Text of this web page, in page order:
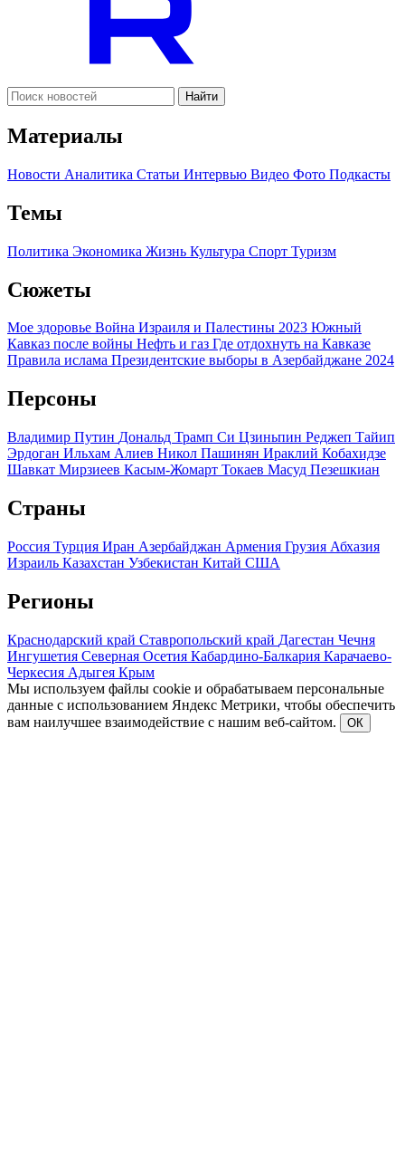
Найти
Материалы
Новости Аналитика Статьи Интервью Видео Фото Подкасты
Темы
Политика Экономика Жизнь Культура Спорт Туризм
Сюжеты
Мое здоровье Война Израиля и Палестины 2023 Южный
Кавказ после войны Нефть и газ Где отдохнуть на Кавказе
Правила ислама Президентские выборы в Азербайджане 2024
Персоны
Владимир Путин Дональд Трамп Си Цзиньпин Реджеп Тайип
Эрдоган Ильхам Алиев Никол Пашинян Ираклий Кобахидзе
Шавкат Мирзиеев Касым-Жомарт Токаев Масуд Пезешкиан
Страны
Россия Турция Иран Азербайджан Армения Грузия Абхазия
Израиль Казахстан Узбекистан Китай США
Регионы
Краснодарский край Ставропольский край Дагестан Чечня
Ингушетия Северная Осетия Кабардино-Балкария Карачаево-
Черкесия Адыгея Крым
Мы используем файлы cookie и обрабатываем персональные
данные с использованием Яндекс Метрики, чтобы обеспечить
вам наилучшее взаимодействие с нашим веб-сайтом.
ОК